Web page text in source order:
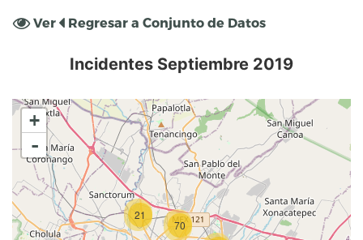
Solapas principales
Ver (solapa
Regresar a Conjunto de Datos
Incidentes Septiembre 2019
21
70
+
-